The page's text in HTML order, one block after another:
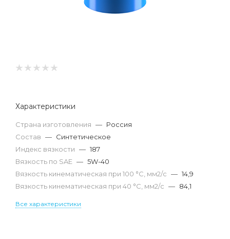
Характеристики
Страна изготовления — Россия
Состав — Синтетическое
Индекс вязкости — 187
Вязкость по SAE — 5W-40
Вязкость кинематическая при 100 °С, мм2/с — 14,9
Вязкость кинематическая при 40 °С, мм2/с — 84,1
Все характеристики